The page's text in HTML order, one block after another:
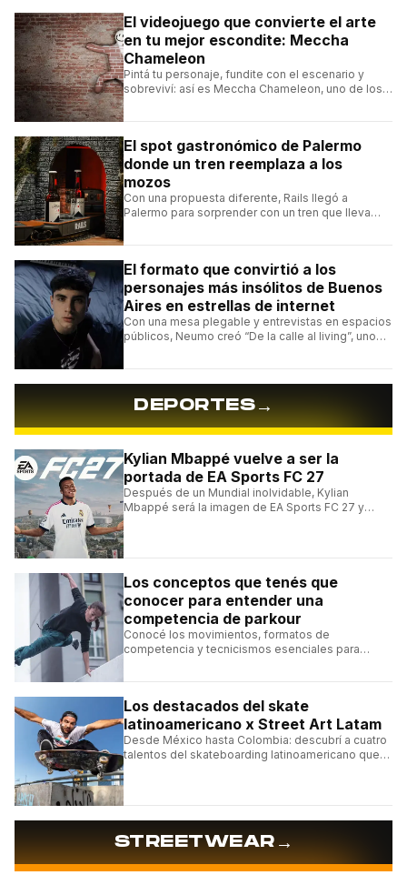
El videojuego que convierte el arte
en tu mejor escondite: Meccha
Chameleon
Pintá tu personaje, fundite con el escenario y
sobreviví: así es Meccha Chameleon, uno de los
El spot gastronómico de Palermo
donde un tren reemplaza a los
mozos
Con una propuesta diferente, Rails llegó a
Palermo para sorprender con un tren que lleva
El formato que convirtió a los
personajes más insólitos de Buenos
Aires en estrellas de internet
Con una mesa plegable y entrevistas en espacios
públicos, Neumo creó “De la calle al living”, uno
DEPORTES→
Kylian Mbappé vuelve a ser la
portada de EA Sports FC 27
Después de un Mundial inolvidable, Kylian
Mbappé será la imagen de EA Sports FC 27 y
Los conceptos que tenés que
conocer para entender una
competencia de parkour
Conocé los movimientos, formatos de
competencia y tecnicismos esenciales para
Los destacados del skate
latinoamericano x Street Art Latam
Desde México hasta Colombia: descubrí a cuatro
talentos del skateboarding latinoamericano que
STREETWEAR→